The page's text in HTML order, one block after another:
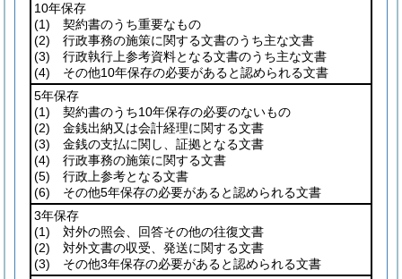
10年保存
(1) 契約書のうち重要なもの
(2) 行政事務の施策に関する文書のうち主な文書
(3) 行政執行上参考資料となる文書のうち主な文書
(4) その他10年保存の必要があると認められる文書
5年保存
(1) 契約書のうち10年保存の必要のないもの
(2) 金銭出納又は会計経理に関する文書
(3) 金銭の支払に関し、証拠となる文書
(4) 行政事務の施策に関する文書
(5) 行政上参考となる文書
(6) その他5年保存の必要があると認められる文書
3年保存
(1) 対外の照会、回答その他の往復文書
(2) 対外文書の収受、発送に関する文書
(3) その他3年保存の必要があると認められる文書